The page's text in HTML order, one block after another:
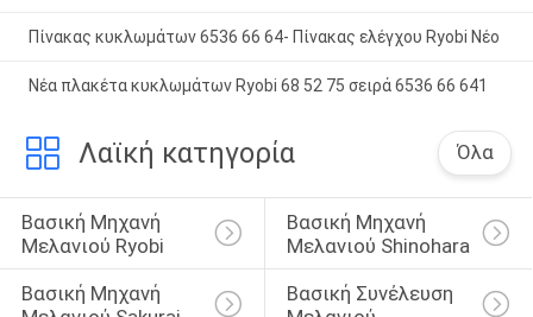
Πίνακας κυκλωμάτων 6536 66 64- Πίνακας ελέγχου Ryobi Νέο
Νέα πλακέτα κυκλωμάτων Ryobi 68 52 75 σειρά 6536 66 641
Λαϊκή κατηγορία Όλα
Βασική Μηχανή
Μελανιού Ryobi
Βασική Μηχανή
Μελανιού Shinohara
Βασική Μηχανή
Βασική Συνέλευση